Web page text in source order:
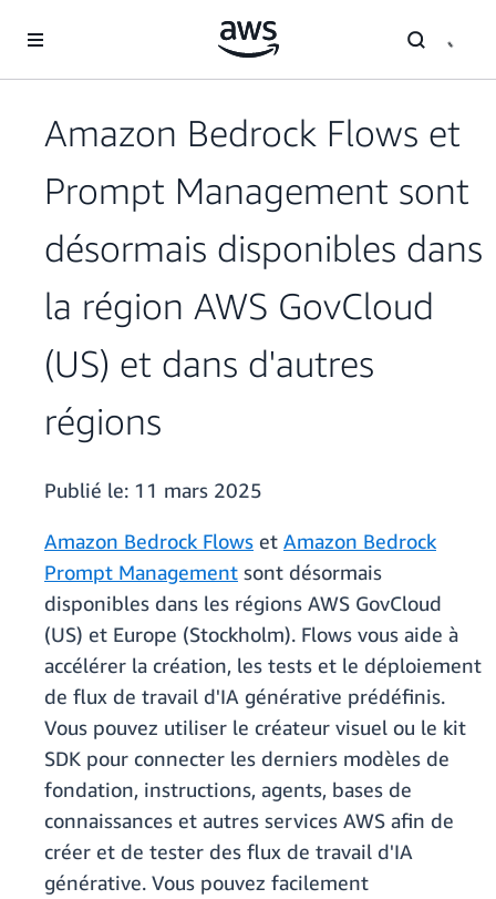
Amazon Bedrock Flows et
Prompt Management sont
désormais disponibles dans
la région AWS GovCloud
(US) et dans d'autres
régions
Publié le: 11 mars 2025
Amazon Bedrock Flows et Amazon Bedrock
Prompt Management sont désormais
disponibles dans les régions AWS GovCloud
(US) et Europe (Stockholm). Flows vous aide à
accélérer la création, les tests et le déploiement
de flux de travail d'IA générative prédéfinis.
Vous pouvez utiliser le créateur visuel ou le kit
SDK pour connecter les derniers modèles de
fondation, instructions, agents, bases de
connaissances et autres services AWS afin de
créer et de tester des flux de travail d'IA
générative. Vous pouvez facilement